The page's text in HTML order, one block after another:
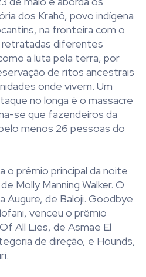
dos Krahô, povo indígena
na fronteira com o
retratadas diferentes
a luta pela terra, por
de ritos ancestrais
onde vivem. Um
no longa é o massacre
se que fazendeiros da
menos 26 pessoas do
o prêmio principal da noite
Molly Manning Walker. O
Augure, de Baloji. Goodbye
venceu o prêmio
All Lies, de Asmae El
de direção, e Hounds,